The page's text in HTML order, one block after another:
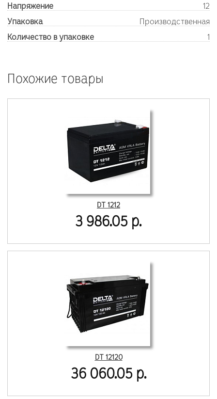
Напряжение
12
Упаковка
Производственная
Количество в упаковке
1
Похожие товары
DT 1212
3 986.05 р.
DT 12120
36 060.05 р.